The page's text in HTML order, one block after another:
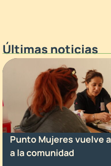
Últimas noticias
Punto Mujeres vuelve
a la comunidad